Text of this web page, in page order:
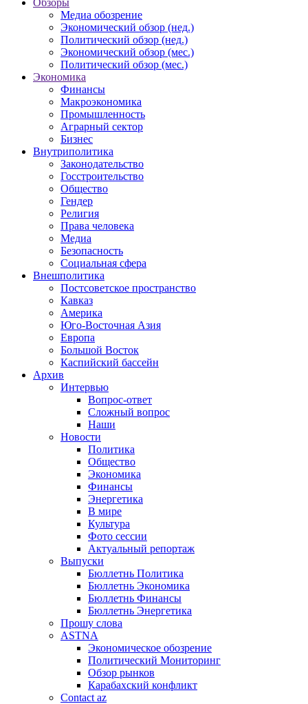
Обзоры
Медиа обозрение
Экономический обзор (нед.)
Политический обзор (нед.)
Экономический обзор (мес.)
Политический обзор (мес.)
Экономика
Финансы
Макроэкономика
Промышленность
Аграрный сектор
Бизнес
Внутриполитика
Законодательство
Госстроительство
Общество
Гендер
Религия
Права человека
Медиа
Безопасность
Социальная сфера
Внешполитика
Постсоветское пространство
Кавказ
Америка
Юго-Восточная Азия
Европа
Большой Восток
Каспийский бассейн
Архив
Интервью
Вопрос-ответ
Сложный вопрос
Наши
Новости
Политика
Общество
Экономика
Финансы
Энергетика
В мире
Культура
Фото сессии
Актуальный репортаж
Выпуски
Бюллетнь Политика
Бюллетнь Экономика
Бюллетнь Финансы
Бюллетнь Энергетика
Прошу слова
ASTNA
Экономическое обозрение
Политический Мониторинг
Обзор рынков
Карабахский конфликт
Contact az